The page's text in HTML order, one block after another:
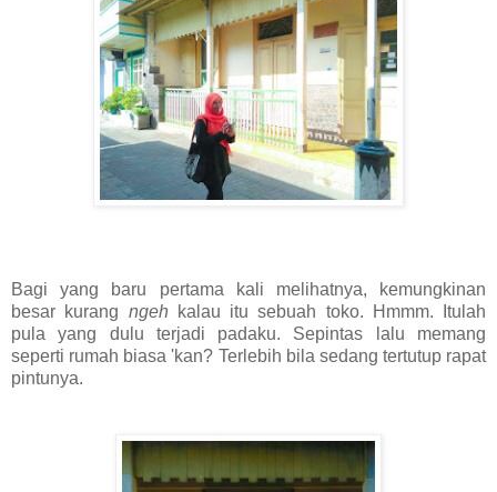
Bagi yang baru pertama kali melihatnya, kemungkinan
besar kurang ngeh
kalau itu sebuah toko. Hmmm. Itulah
pula yang dulu terjadi padaku. Sepintas lalu memang
seperti rumah biasa 'kan? Terlebih bila sedang tertutup rapat
pintunya.